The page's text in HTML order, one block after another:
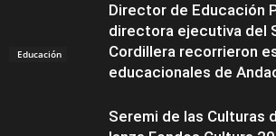
Educación
Director de Educación
directora ejecutiva del
Cordillera recorrieron
educacionales de
Seremi de las Culturas